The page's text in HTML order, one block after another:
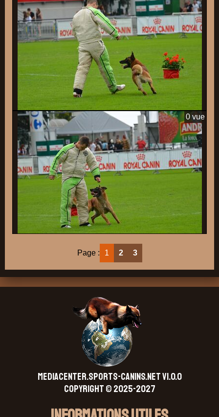
0 vue
Page : 1 2 3
MEDIACENTER.SPORTS-CANINS.NET V1.0.0
Copyright © 2025-2027